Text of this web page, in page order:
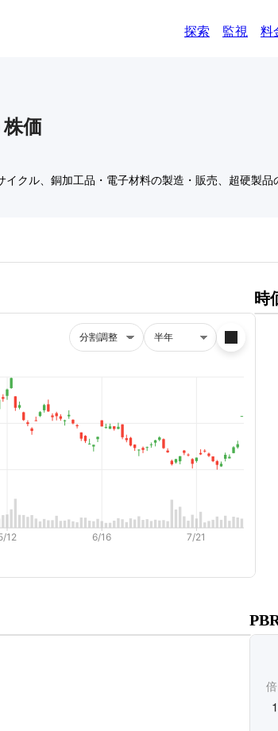
探索 監視 料
株価
クル、銅加工品・電子材料の製造・販売、超硬製品
時
スできます。